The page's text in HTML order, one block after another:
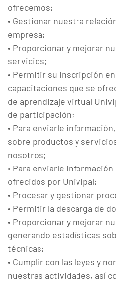
ofrecemos;
• Gestionar nuestra
empresa;
• Proporcionar y mejorar
servicios;
• Permitir su inscripción
capacitaciones que se
de aprendizaje virtual
de participación;
• Para enviarle
sobre productos y
nosotros;
• Para enviarle
ofrecidos por Univipal;
• Procesar y gestionar
• Permitir la descarga de
• Proporcionar y mejorar
generando estadísticas
técnicas;
• Cumplir con las leyes y
nuestras actividades, así